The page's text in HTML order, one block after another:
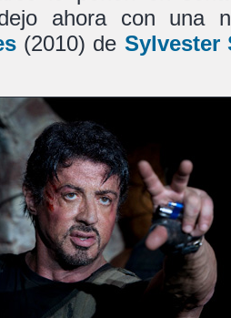
ahora con una
(2010) de Sylvester